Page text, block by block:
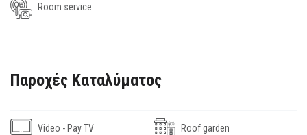
Room service
Παροχές Καταλύματος
Video - Pay TV Roof garden